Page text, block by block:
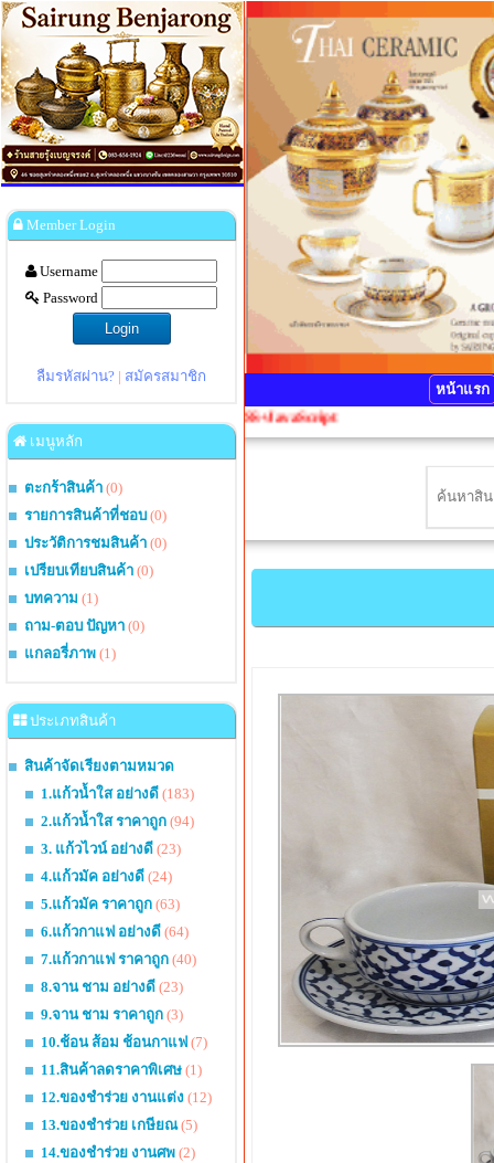
Member Login
Username
Password
ลืมรหัสผ่าน? | สมัครสมาชิก
เมนูหลัก
ตะกร้าสินค้า (0)
รายการสินค้าที่ชอบ (0)
ประวัติการชมสินค้า (0)
เปรียบเทียบสินค้า (0)
บทความ (1)
ถาม-ตอบ ปัญหา (0)
แกลอรี่ภาพ (1)
ประเภทสินค้า
สินค้าจัดเรียงตามหมวด
1.แก้วน้ำใส อย่างดี (183)
2.แก้วน้ำใส ราคาถูก (94)
3. แก้วไวน์ อย่างดี (23)
4.แก้วมัค อย่างดี (24)
5.แก้วมัค ราคาถูก (63)
6.แก้วกาแฟ อย่างดี (64)
7.แก้วกาแฟ ราคาถูก (40)
8.จาน ชาม อย่างดี (23)
9.จาน ชาม ราคาถูก (3)
10.ช้อน ส้อม ช้อนกาแฟ (7)
11.สินค้าลดราคาพิเศษ (1)
12.ของชำร่วย งานแต่ง (12)
13.ของชำร่วย เกษียณ(5)
14.ของชำร่วย งานศพ (2)
หน้าแรก
1 ครั้งเพื่อ Refresh CSS+JavaScript